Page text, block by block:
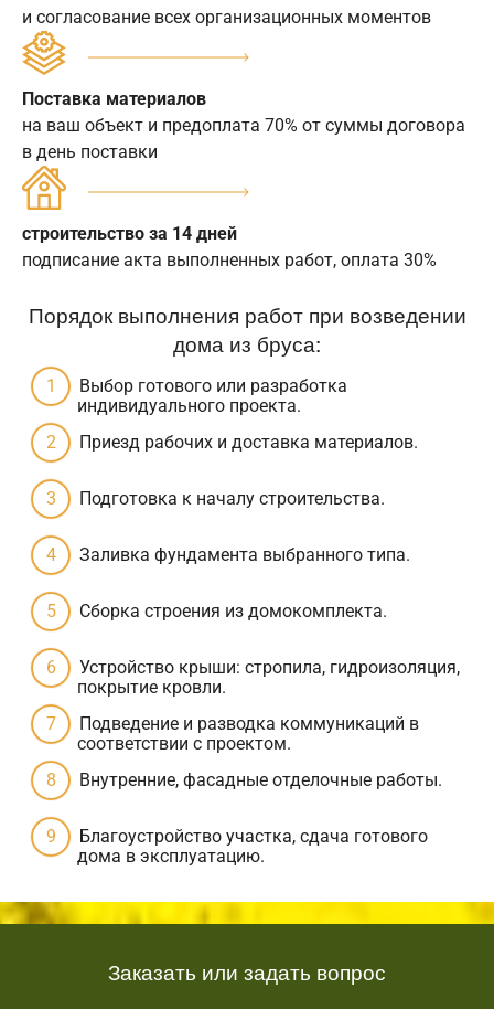
и согласование всех организационных моментов
Поставка материалов
на ваш объект и предоплата 70% от суммы договора
в день поставки
строительство за 14 дней
подписание акта выполненных работ, оплата 30%
Порядок выполнения работ при возведении
дома из бруса:
Выбор готового или разработка
индивидуального проекта.
Приезд рабочих и доставка материалов.
Подготовка к началу строительства.
Заливка фундамента выбранного типа.
Сборка строения из домокомплекта.
Устройство крыши: стропила, гидроизоляция,
покрытие кровли.
Подведение и разводка коммуникаций в
соответствии с проектом.
Внутренние, фасадные отделочные работы.
Благоустройство участка, сдача готового
дома в эксплуатацию.
Заказать или задать вопрос